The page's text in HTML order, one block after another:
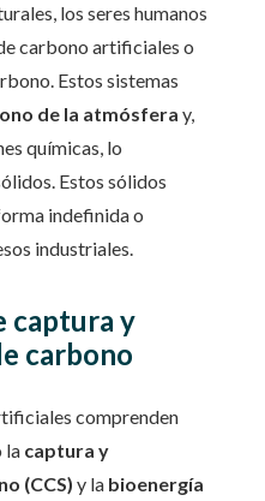
los seres humanos
carbono artificiales o
Estos sistemas
de la atmósfera y,
químicas, lo
Estos sólidos
indefinida o
industriales.
captura y
carbono
comprenden
la captura y
(CCS) y la bioenergía